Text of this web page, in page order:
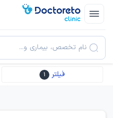
نام تخصص، بیماری و...
فیلتر 1